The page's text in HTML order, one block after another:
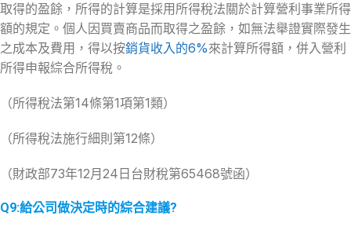
取得的盈餘，所得的計算是採用所得稅法關於計算營利事業所得
額的規定。個人因買賣商品而取得之盈餘，如無法舉證實際發生
之成本及費用，得以按銷貨收入的6%來計算所得額，併入營利
所得申報綜合所得稅。
（所得稅法第14條第1項第1類）
（所得稅法施行細則第12條）
（財政部73年12月24日台財稅第65468號函）
Q9:給公司做決定時的綜合建議?